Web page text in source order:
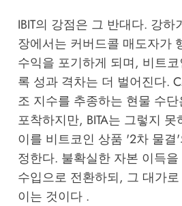
IBIT의 강점은 그 반대다. 강하
장에서는 커버드콜 매도자가
수익을 포기하게 되며, 비트
록 성과 격차는 더 벌어진다.
조 지수를 추종하는 현물 수
포착하지만, BITA는 그렇지
이를 비트코인 상품 '2차 물결
정한다. 불확실한 자본 이득
수입으로 전환하되, 그 대가
이는 것이다 .